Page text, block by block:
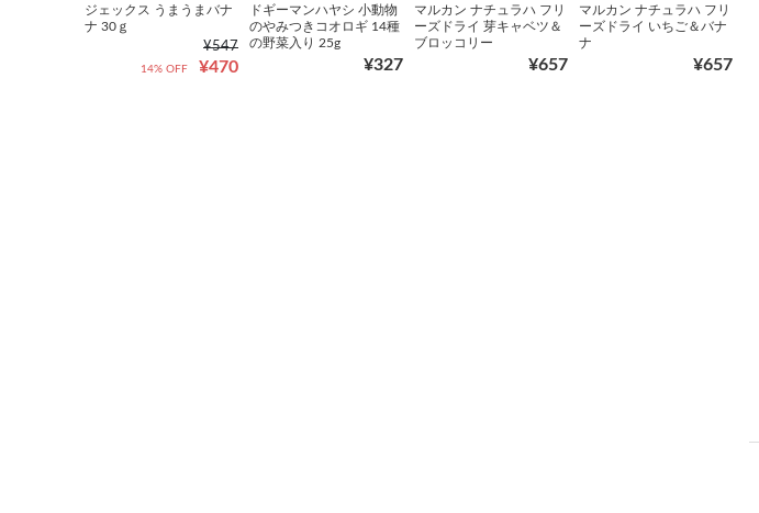
ジェックス うまうまバナ
ナ 30ｇ
¥547
¥470
14% OFF
ドギーマンハヤシ 小動物
のやみつきコオロギ 14種
の野菜入り 25g
¥327
マルカン ナチュラハ フリ
ーズドライ 芽キャベツ＆
ブロッコリー
¥657
マルカン ナチュラハ フリ
ーズドライ いちご＆バナ
ナ
¥657